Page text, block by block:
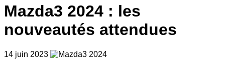
Mazda3 2024 : les
nouveautés attendues
14 juin 2023